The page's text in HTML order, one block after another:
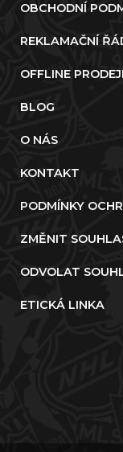
OBCHODNÍ
REKLAMAČNÍ
OFFLINE
BLOG
O NÁS
KONTAKT
PODMÍNKY
ZMĚNIT
ODVOLAT
ETICKÁ LINKA